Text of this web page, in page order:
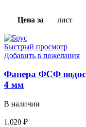
Цена за лист
Быстрый просмотр
Добавить в пожелания
Фанера ФСФ
4 мм
В наличии
1.020 ₽